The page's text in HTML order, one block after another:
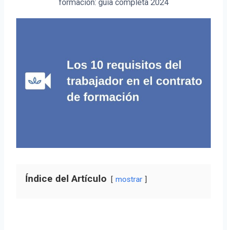
formación: guía completa 2024
Índice del Artículo mostrar